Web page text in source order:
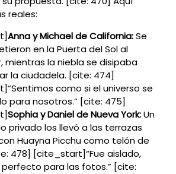
reales:
Anna y Michael de California:Se
en la Puerta del Sol al
mientras la niebla se disipaba
la ciudadela. [cite: 474]
como si el universo se
para nosotros.” [cite: 475]
Sophia y Daniel de Nueva York:Un
privado los llevó a las terrazas
Huayna Picchu como telón de
478] [cite_start]“Fue aislado,
para las fotos.” [cite: